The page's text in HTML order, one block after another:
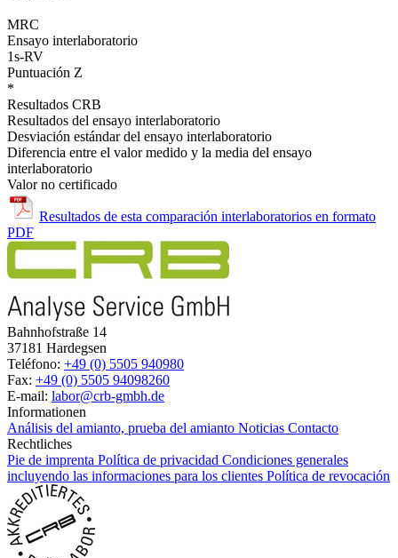
MRC
Ensayo interlaboratorio
1s-RV
Puntuación Z
*
Resultados CRB
Resultados del ensayo interlaboratorio
Desviación estándar del ensayo interlaboratorio
Diferencia entre el valor medido y la media del ensayo
interlaboratorio
Valor no certificado
Resultados de esta comparación interlaboratorios en formato
PDF
Bahnhofstraße 14
37181 Hardegsen
Teléfono: +49 (0) 5505 940980
Fax: +49 (0) 5505 94098260
E-mail: labor@crb-gmbh.de
Informationen
Análisis del amianto, prueba del amianto Noticias Contacto
Rechtliches
Pie de imprenta Política de privacidad Condiciones generales
incluyendo las informaciones para los clientes Política de revocación